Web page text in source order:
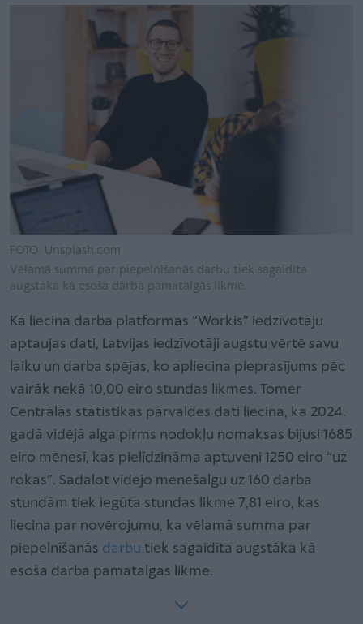
FOTO: Unsplash.com
Vēlamā summa par piepelnīšanās darbu tiek sagaidīta
augstāka kā esošā darba pamatalgas likme.
Kā liecina darba platformas “Workis” iedzīvotāju
aptaujas dati, Latvijas iedzīvotāji augstu vērtē savu
laiku un darba spējas, ko apliecina pieprasījums pēc
vairāk nekā 10,00 eiro stundas likmes. Tomēr
Centrālās statistikas pārvaldes dati liecina, ka 2024.
gadā vidējā alga pirms nodokļu nomaksas bijusi 1685
eiro mēnesī, kas pielīdzināma aptuveni 1250 eiro “uz
rokas”. Sadalot vidējo mēnešalgu uz 160 darba
stundām tiek iegūta stundas likme 7,81 eiro, kas
liecina par novērojumu, ka vēlamā summa par
piepelnīšanās darbu tiek sagaidīta augstāka kā
esošā darba pamatalgas likme.